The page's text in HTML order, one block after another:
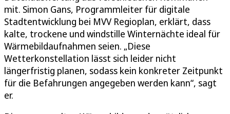
mit. Simon Gans, Programmleiter für digitale
Stadtentwicklung bei MVV Regioplan, erklärt, dass
kalte, trockene und windstille Winternächte ideal für
Wärmebildaufnahmen seien. „Diese
Wetterkonstellation lässt sich leider nicht
längerfristig planen, sodass kein konkreter Zeitpunkt
für die Befahrungen angegeben werden kann“, sagt
er.